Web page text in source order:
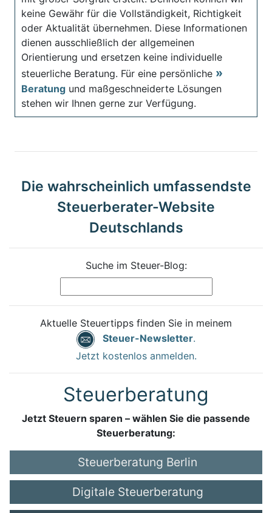
keine Gewähr für die Vollständigkeit, Richtigkeit
oder Aktualität übernehmen. Diese Informationen
dienen ausschließlich der allgemeinen
Orientierung und ersetzen keine individuelle
steuerliche Beratung. Für eine persönliche
Beratung und maßgeschneiderte Lösungen
stehen wir Ihnen gerne zur Verfügung.
Die wahrscheinlich umfassendste
Steuerberater-Website
Deutschlands
Suche im Steuer-Blog:
Aktuelle Steuertipps finden Sie in meinem
Steuer-Newsletter.
Jetzt kostenlos anmelden.
Steuerberatung
Jetzt Steuern sparen – wählen Sie die passende
Steuerberatung:
Steuerberatung Berlin
Digitale Steuerberatung